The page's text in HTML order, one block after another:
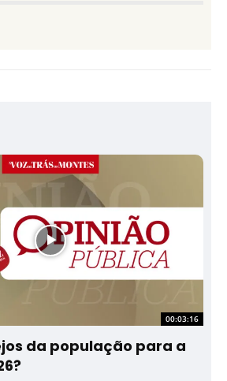
00:03:16
da população para a